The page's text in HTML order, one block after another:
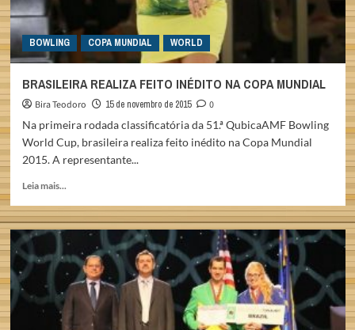
BOWLING COPA MUNDIAL WORLD
BRASILEIRA REALIZA FEITO INÉDITO NA COPA MUNDIAL
Bira Teodoro 15 de novembro de 2015
0
Na primeira rodada classificatória da 51.ª QubicaAMF Bowling
World Cup, brasileira realiza feito inédito na Copa Mundial
2015. A representante...
Leia mais...
about
BRASILEIRA
REALIZA
FEITO
INÉDITO
NA
COPA
MUNDIAL